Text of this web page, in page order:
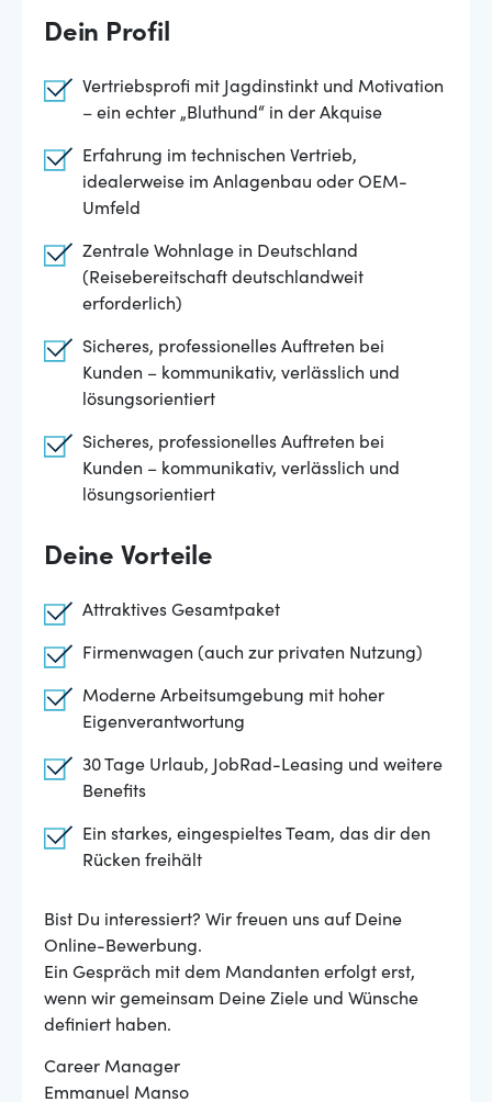
Dein Profil
Vertriebsprofi mit Jagdinstinkt und Motivation
– ein echter „Bluthund“ in der Akquise
Erfahrung im technischen Vertrieb,
idealerweise im Anlagenbau oder OEM-
Umfeld
Zentrale Wohnlage in Deutschland
(Reisebereitschaft deutschlandweit
erforderlich)
Sicheres, professionelles Auftreten bei
Kunden – kommunikativ, verlässlich und
lösungsorientiert
Sicheres, professionelles Auftreten bei
Kunden – kommunikativ, verlässlich und
lösungsorientiert
Deine Vorteile
Attraktives Gesamtpaket
Firmenwagen (auch zur privaten Nutzung)
Moderne Arbeitsumgebung mit hoher
Eigenverantwortung
30 Tage Urlaub, JobRad-Leasing und weitere
Benefits
Ein starkes, eingespieltes Team, das dir den
Rücken freihält
Bist Du interessiert? Wir freuen uns auf Deine
Online-Bewerbung.
Ein Gespräch mit dem Mandanten erfolgt erst,
wenn wir gemeinsam Deine Ziele und Wünsche
definiert haben.
Career Manager
Emmanuel Manso